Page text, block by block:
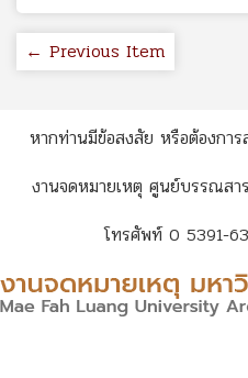
← Previous Item
หากท่านมีข้อสงสัย หรือต้องการ
งานจดหมายเหตุ ศูนย์บรรณสา
โทรศัพท์ 0 5391-